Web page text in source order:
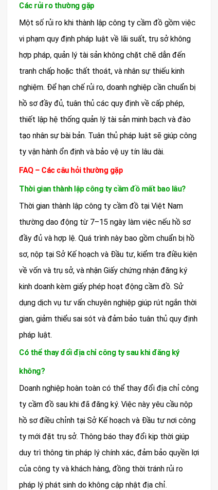
Các rủi ro thường gặp
Một số rủi ro khi thành lập công ty cầm đồ gồm việc
vi phạm quy định pháp luật về lãi suất, trụ sở không
hợp pháp, quản lý tài sản không chặt chẽ dẫn đến
tranh chấp hoặc thất thoát, và nhân sự thiếu kinh
nghiệm. Để hạn chế rủi ro, doanh nghiệp cần chuẩn bị
hồ sơ đầy đủ, tuân thủ các quy định về cấp phép,
thiết lập hệ thống quản lý tài sản minh bạch và đào
tạo nhân sự bài bản. Tuân thủ pháp luật sẽ giúp công
ty vận hành ổn định và bảo vệ uy tín lâu dài.
FAQ – Các câu hỏi thường gặp
Thời gian thành lập công ty cầm đồ mất bao lâu?
Thời gian thành lập công ty cầm đồ tại Việt Nam
thường dao động từ 7–15 ngày làm việc nếu hồ sơ
đầy đủ và hợp lệ. Quá trình này bao gồm chuẩn bị hồ
sơ, nộp tại Sở Kế hoạch và Đầu tư, kiểm tra điều kiện
về vốn và trụ sở, và nhận Giấy chứng nhận đăng ký
kinh doanh kèm giấy phép hoạt động cầm đồ. Sử
dụng dịch vụ tư vấn chuyên nghiệp giúp rút ngắn thời
gian, giảm thiểu sai sót và đảm bảo tuân thủ quy định
pháp luật.
Có thể thay đổi địa chỉ công ty sau khi đăng ký
không?
Doanh nghiệp hoàn toàn có thể thay đổi địa chỉ công
ty cầm đồ sau khi đã đăng ký. Việc này yêu cầu nộp
hồ sơ điều chỉnh tại Sở Kế hoạch và Đầu tư nơi công
ty mới đặt trụ sở. Thông báo thay đổi kịp thời giúp
duy trì thông tin pháp lý chính xác, đảm bảo quyền lợi
của công ty và khách hàng, đồng thời tránh rủi ro
pháp lý phát sinh do không cập nhật địa chỉ.